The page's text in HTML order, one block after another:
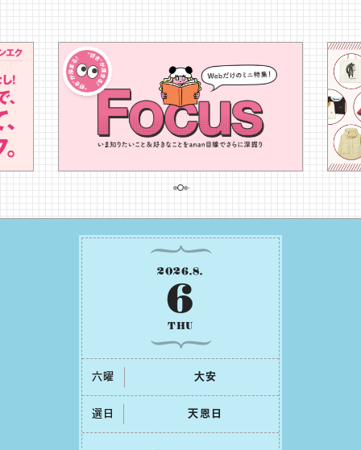
2026.8.
6
THU
六曜 ⼤安
選日 天恩⽇